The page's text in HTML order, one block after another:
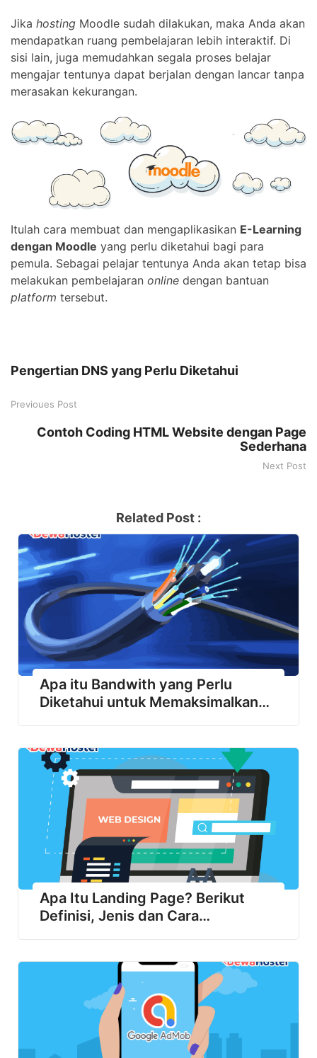
Jika hosting Moodle sudah dilakukan, maka Anda akan
mendapatkan ruang pembelajaran lebih interaktif. Di
sisi lain, juga memudahkan segala proses belajar
mengajar tentunya dapat berjalan dengan lancar tanpa
merasakan kekurangan.
Itulah cara membuat dan mengaplikasikan E-Learning
dengan Moodle yang perlu diketahui bagi para
pemula. Sebagai pelajar tentunya Anda akan tetap bisa
melakukan pembelajaran online dengan bantuan
platform tersebut.
Pengertian DNS yang Perlu Diketahui
Previoues Post
Contoh Coding HTML Website dengan Page
Sederhana
Next Post
Related Post :
Apa itu Bandwith yang Perlu
Diketahui untuk Memaksimalkan
Apa Itu Landing Page? Berikut
Definisi, Jenis dan Cara